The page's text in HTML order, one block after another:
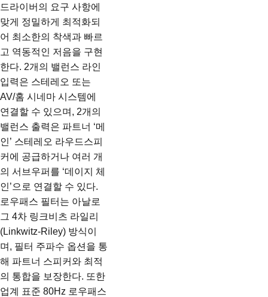
드라이버의 요구 사항에
맞게 정밀하게 최적화되
어 최소한의 착색과 빠르
고 역동적인 저음을 구현
한다. 2개의 밸런스 라인
입력은 스테레오 또는
AV/홈 시네마 시스템에
연결할 수 있으며, 2개의
밸런스 출력은 파트너 ‘메
인’ 스테레오 라우드스피
커에 공급하거나 여러 개
의 서브우퍼를 ‘데이지 체
인’으로 연결할 수 있다.
로우패스 필터는 아날로
그 4차 링크비츠 라일리
(Linkwitz-Riley) 방식이
며, 필터 주파수 옵션을 통
해 파트너 스피커와 최적
의 통합을 보장한다. 또한
업계 표준 80Hz 로우패스